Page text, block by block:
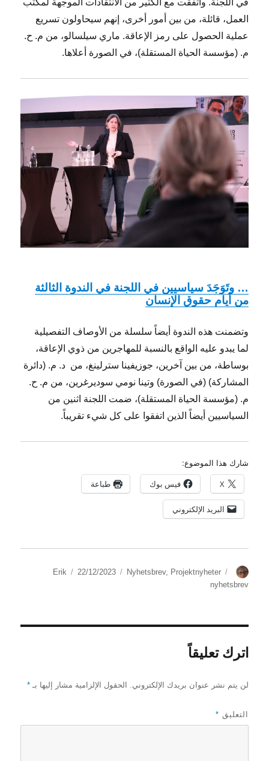
في اللجنة. واتفقت مع الكثير من الانتقادات الموجهة لمكتب
العمل، قائلة، من بين أمور أخرى، إنهم سيحاولون تسريع
عملية الحصول على رمز الإعاقة. ماري سيلسالو، من م. ح.
م. (مؤسسة الحياة المستقلة)، في الصورة أعلاها.
… وتَوَجَدَ سياسيين في اللجنة في الندوة الثالثة
من أيام حقوق الإنسان
وتضمنت هذه الندوة أيضاً سلسلة من الأوصاف التفصيلية
لما يبدو عليه الواقع بالنسبة للمهاجرين من ذوي الإعاقة،
بوساطة، من بين آخرين، جوزيفينا سترلينغ، من د. م. (دائرة
المشاركة) (في الصورة) وتينا نومي سوديرغرين، من م. ح.
م. (مؤسسة الحياة المستقلة)، ضمت اللجنة اثنين من
السياسيين أيضاً الذين اتفقوا على كل شيء تقريباً.
شارك هذا الموضوع:
X فيس بوك طباعة
البريد الإلكتروني
الكاتب Erik
نُشرت 22/12/2023
التصنيفات Nyhetsbrev, Projektnyheter
الوسوم
nyhetsbrev
اترك تعليقاً
لن يتم نشر عنوان بريدك الإلكتروني. الحقول الإلزامية مشار إليها بـ*
التعليق *